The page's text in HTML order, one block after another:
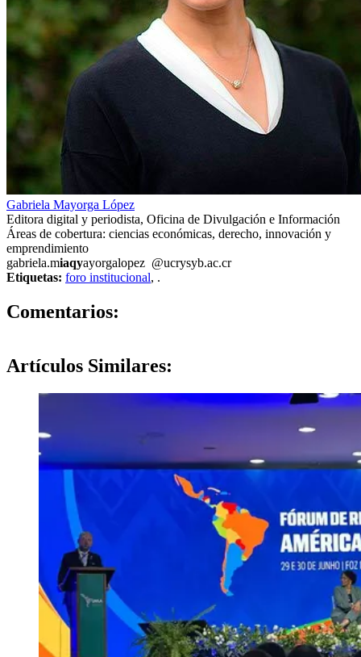
Gabriela Mayorga López
Editora digital y periodista, Oficina de Divulgación e Información
Áreas de cobertura: ciencias económicas, derecho, innovación y
emprendimiento
gabriela.miaqyayorgalopez @ucrysyb.ac.cr
Etiquetas: foro institucional, .
Comentarios:
Artículos Similares: